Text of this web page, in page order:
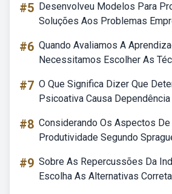
#5 Desenvolveu Modelos Para
Soluções Aos Problemas
#6 Quando Avaliamos A
Necessitamos Escolher As
#7 O Que Significa Dizer Que
Psicoativa Causa Dependência
#8 Considerando Os Aspectos De
Produtividade Segundo
#9 Sobre As Repercussões Da
Escolha As Alternativas